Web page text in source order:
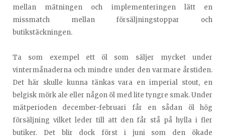
mellan mätningen och implementeringen lätt en
missmatch mellan försäljningstoppar och
butikstäckningen.
Ta som exempel ett öl som säljer mycket under
vintermånaderna och mindre under den varmare årstiden.
Det här skulle kunna tänkas vara en imperial stout, en
belgisk mörk ale eller någon öl med lite tyngre smak. Under
mätperioden december-februari får en sådan öl hög
försäljning vilket leder till att den får stå på hylla i fler
butiker. Det blir dock först i juni som den ökade